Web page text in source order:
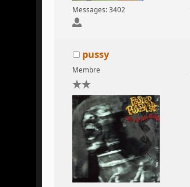
Messages: 3402
pussy
Membre